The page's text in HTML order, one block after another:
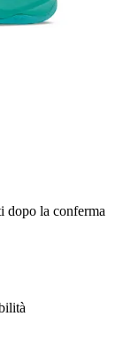
dopo la conferma